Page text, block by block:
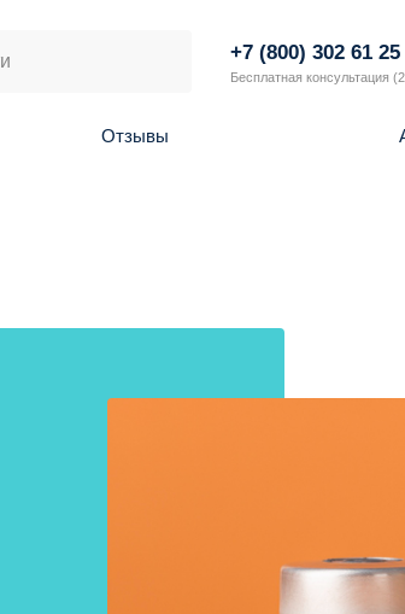
+7 (800) 302 61 25
Бесплатная консультация
Отзывы